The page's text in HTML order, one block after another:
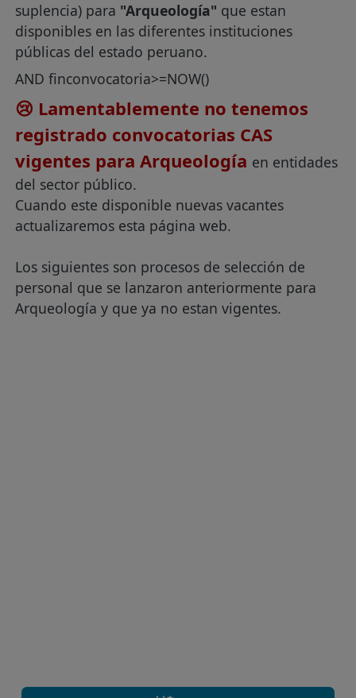
suplencia) para "Arqueología" que estan
disponibles en las diferentes instituciones
públicas del estado peruano.
AND finconvocatoria>=NOW()
😢 Lamentablemente no tenemos
registrado convocatorias CAS
vigentes para Arqueología en entidades
del sector público.
Cuando este disponible nuevas vacantes
actualizaremos esta página web.
Los siguientes son procesos de selección de
personal que se lanzaron anteriormente para
Arqueología y que ya no estan vigentes.